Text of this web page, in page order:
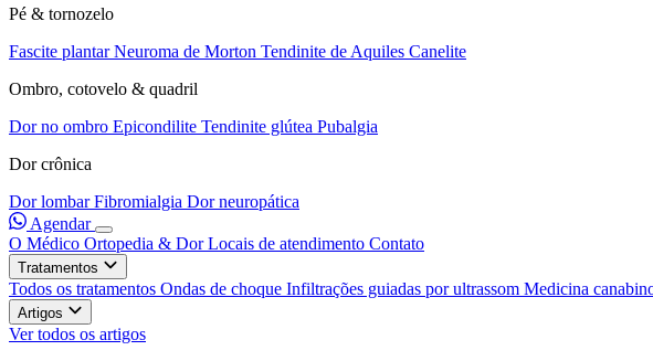
Pé & tornozelo
Fascite plantarNeuroma de Morton Tendinite de Aquiles Canelite
Ombro, cotovelo & quadril
Dor no ombro Epicondilite Tendinite glútea Pubalgia
Dor crônica
Dor lombarFibromialgia Dor neuropática
Agendar
O Médico Ortopedia & DorLocais de atendimento Contato
Tratamentos
Todos os tratamentos Ondas de choque Infiltrações guiadas por ultrassom Medicina
Artigos
Ver todos os artigos